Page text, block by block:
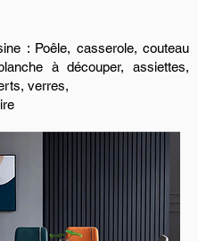
: Poêle, casserole, couteau
à découper, assiettes,
verres,